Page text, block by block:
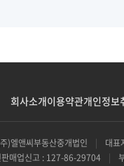
회사소개이용약관개인정보
)엘앤씨부동산중개법인 | 대표
판매업신고 : 127-86-29704
|